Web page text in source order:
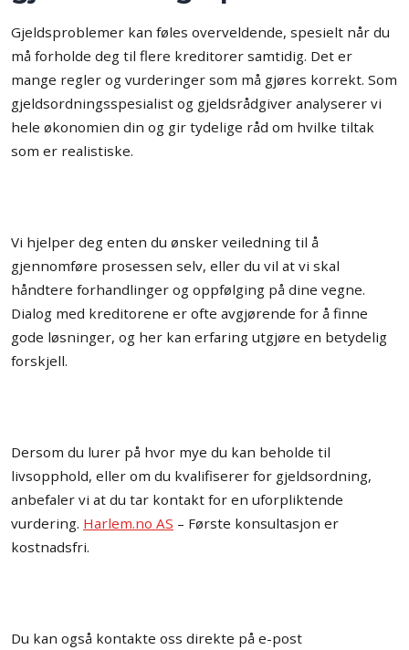
Gjeldsproblemer kan føles overveldende, spesielt når du
må forholde deg til flere kreditorer samtidig. Det er
mange regler og vurderinger som må gjøres korrekt. Som
gjeldsordningsspesialist og gjeldsrådgiver analyserer vi
hele økonomien din og gir tydelige råd om hvilke tiltak
som er realistiske.
Vi hjelper deg enten du ønsker veiledning til å
gjennomføre prosessen selv, eller du vil at vi skal
håndtere forhandlinger og oppfølging på dine vegne.
Dialog med kreditorene er ofte avgjørende for å finne
gode løsninger, og her kan erfaring utgjøre en betydelig
forskjell.
Dersom du lurer på hvor mye du kan beholde til
livsopphold, eller om du kvalifiserer for gjeldsordning,
anbefaler vi at du tar kontakt for en uforpliktende
vurdering. Harlem.no AS – Første konsultasjon er
kostnadsfri.
Du kan også kontakte oss direkte på e-post